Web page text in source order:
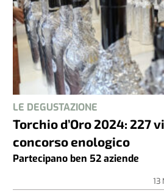
LE DEGUSTAZIONE
Torchio d’Oro 2024: 227
concorso enologico
Partecipano ben 52 aziende
13